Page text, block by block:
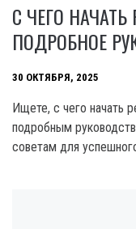
С ЧЕГО
ПОДРОБНОЕ
30 ОКТЯБРЯ, 2025
Ищете, с чего начать
подробным
советам для